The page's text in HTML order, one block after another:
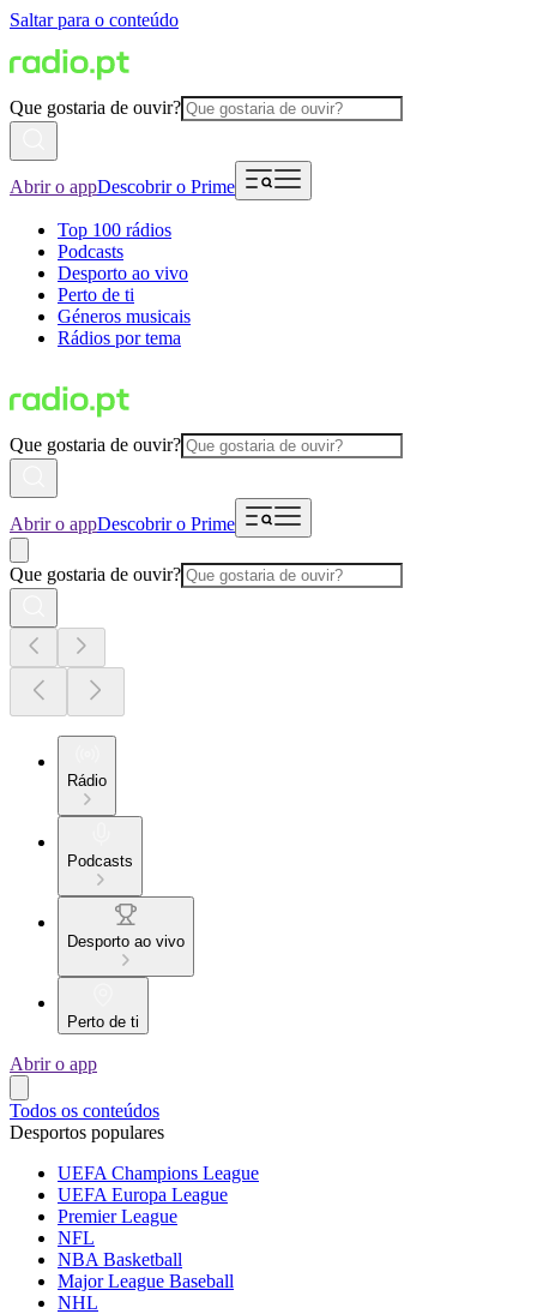
Saltar para o conteúdo
Que gostaria de ouvir?
Abrir o appDescobrir o Prime
Top 100 rádios
Podcasts
Desporto ao vivo
Perto de ti
Géneros musicais
Rádios por tema
Que gostaria de ouvir?
Abrir o appDescobrir o Prime
Que gostaria de ouvir?
Rádio
Podcasts
Desporto ao vivo
Perto de ti
Abrir o app
Todos os conteúdos
Desportos populares
UEFA Champions League
UEFA Europa League
Premier League
NFL
NBA Basketball
Major League Baseball
NHL